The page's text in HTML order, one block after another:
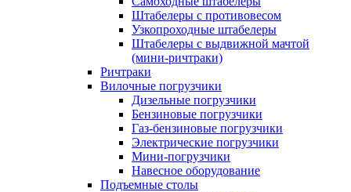
Штабелеры с противовесом
Узкопроходные штабелеры
Штабелеры с выдвижной мачтой
(мини-ричтраки)
Ричтраки
Вилочные погрузчики
Дизельные погрузчики
Бензиновые погрузчики
Газ-бензиновые погрузчики
Электрические погрузчики
Мини-погрузчики
Навесное оборудование
Подъемные столы